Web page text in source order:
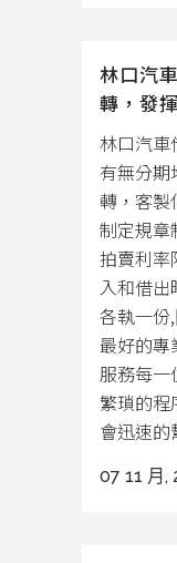
林口汽
轉，發
林口汽車
有無分期
轉，客製
制定規章
拍賣利率
入和借出
各執一份
最好的專
服務每
繁瑣的
會迅速的
07 11 月,